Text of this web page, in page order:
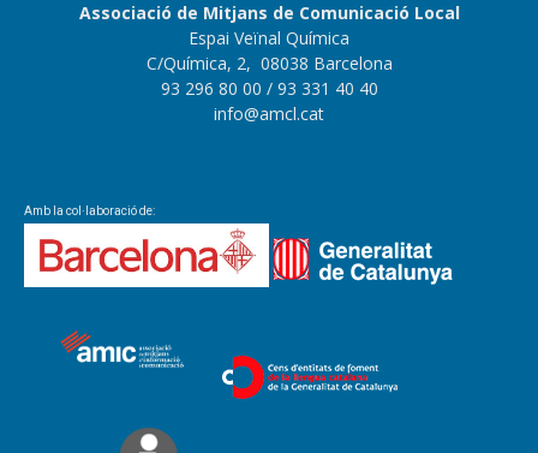
Associació de Mitjans de Comunicació Local
Espai Veïnal Química
C/Química, 2, 08038 Barcelona
93 296 80 00 / 93 331 40 40
info@amcl.cat
Amb la col·laboració de: